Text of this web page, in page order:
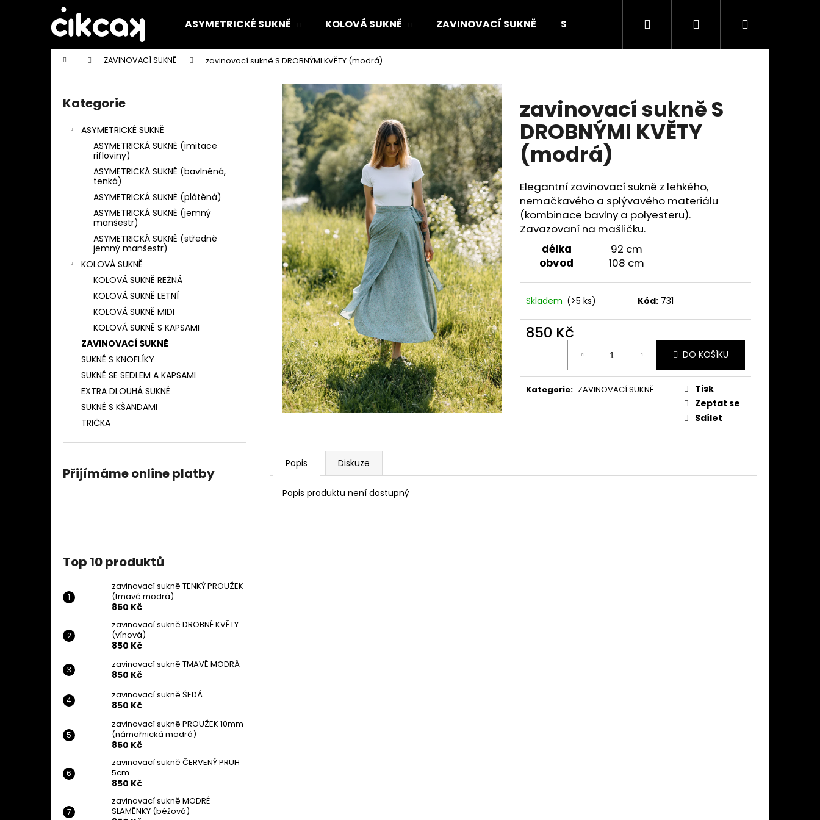
ASYMETRICKÉ SUKNĚ KOLOVÁ SUKNĚ ZAVINOVACÍ SUKNĚ SUKNĚ S KNOFLÍKY SUKNĚ SE SEDLEM A KAPSAMI
Hledat PřihlášeníNákupní
Domů ZAVINOVACÍ SUKNĚ zavinovací sukně S DROBNÝMI KVĚTY (modrá)
Přeskočit
kategorie
Kategorie
ASYMETRICKÉ SUKNĚ
ASYMETRICKÁ SUKNĚ (imitace
rifloviny)
ASYMETRICKÁ SUKNĚ (bavlněná,
tenká)
ASYMETRICKÁ SUKNĚ (plátěná)
ASYMETRICKÁ SUKNĚ (jemný
manšestr)
ASYMETRICKÁ SUKNĚ (středně
jemný manšestr)
KOLOVÁ SUKNĚ
KOLOVÁ SUKNĚ REŽNÁ
KOLOVÁ SUKNĚ LETNÍ
KOLOVÁ SUKNĚ MIDI
KOLOVÁ SUKNĚ S KAPSAMI
ZAVINOVACÍ SUKNĚ
SUKNĚ S KNOFLÍKY
SUKNĚ SE SEDLEM A KAPSAMI
EXTRA DLOUHÁ SUKNĚ
SUKNĚ S KŠANDAMI
TRIČKA
Přijímáme online platby
Top 10 produktů
zavinovací sukně TENKÝ PROUŽEK
(tmavě modrá)
850 Kč
zavinovací sukně DROBNÉ KVĚTY
(vínová)
850 Kč
zavinovací sukně TMAVĚ MODRÁ
850 Kč
zavinovací sukně ŠEDÁ
850 Kč
zavinovací sukně PROUŽEK 10mm
(námořnická modrá)
850 Kč
zavinovací sukně ČERVENÝ PRUH
5cm
850 Kč
zavinovací sukně MODRÉ
SLAMĚNKY (béžová)
zavinovací sukně S
DROBNÝMI KVĚTY
(modrá)
Elegantní zavinovací sukně z lehkého,
nemačkavého a splývavého materiálu
(kombinace bavlny a polyesteru).
Zavazovaní na mašličku.
délka
92 cm
obvod
108 cm
Skladem (>5 ks) Kód: 731
850 Kč
DO KOŠÍKU
Kategorie: ZAVINOVACÍ SUKNĚ
Tisk
Zeptat se
Sdílet
Popis Diskuze
Popis produktu není dostupný
Zpět
Zpět
Co potřebujete najít?
HLEDAT
Doporučujeme
ZAVINOVACÍ SUKNĚ TENKÝ PROUŽEK
(TMAVĚ MODRÁ)
850 Kč
ZAVINOVACÍ SUKNĚ DROBNÉ KVĚTY
(VÍNOVÁ)
850 Kč
ZAVINOVACÍ SUKNĚ TMAVĚ MODRÁ
850 Kč